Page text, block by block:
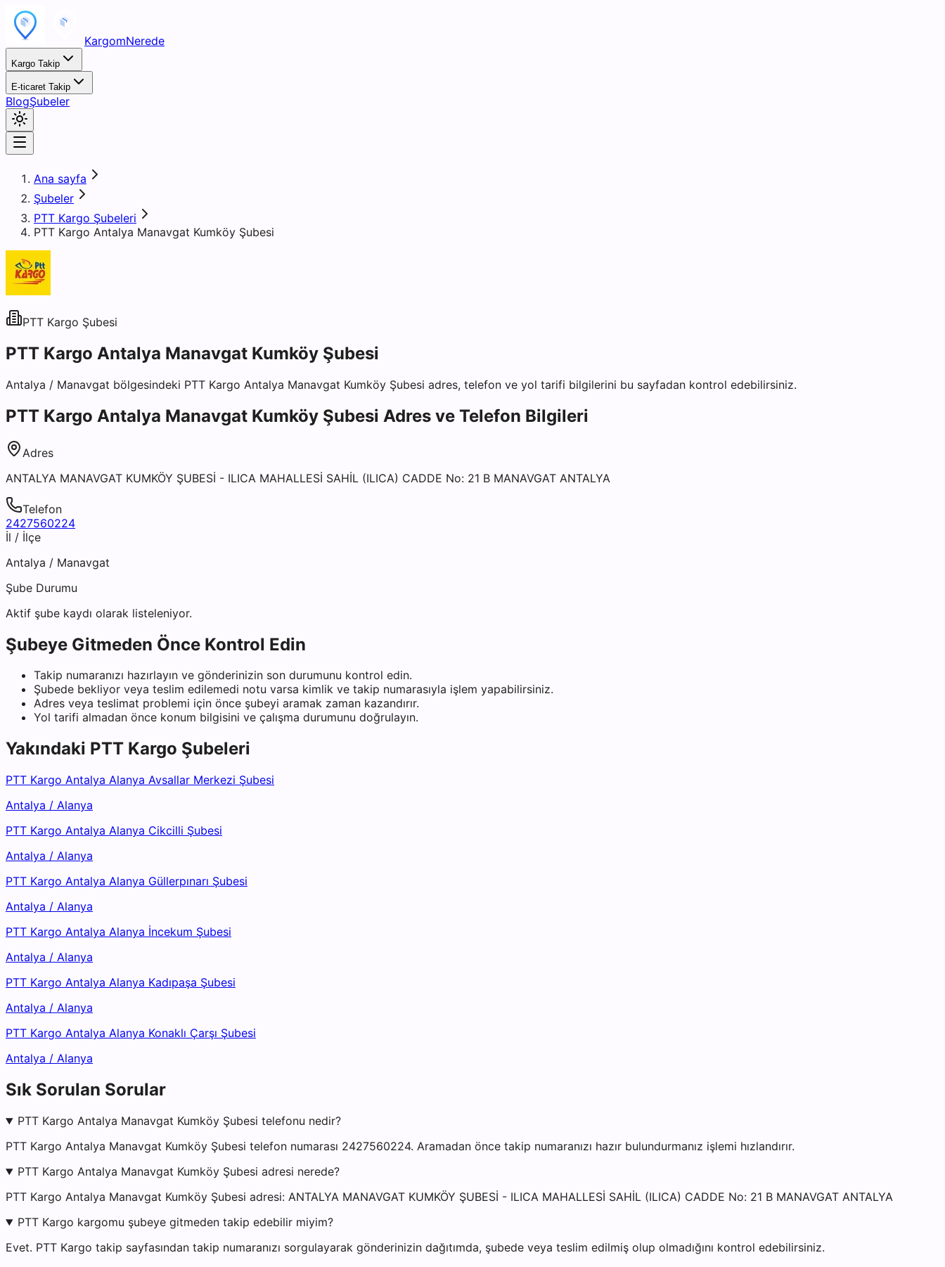
KargomNerede
Kargo Takip
E-ticaret Takip
BlogŞubeler
Ana sayfa
Şubeler
PTT Kargo Şubeleri
PTT Kargo Antalya Manavgat Kumköy Şubesi
PTT Kargo Şubesi
PTT Kargo Antalya Manavgat Kumköy Şubesi
Antalya / Manavgat bölgesindeki PTT Kargo Antalya Manavgat Kumköy Şubesi adres, telefon ve yol tarifi bilgilerini bu sayfadan kontrol edebilirsiniz.
PTT Kargo Antalya Manavgat Kumköy Şubesi Adres ve Telefon Bilgileri
Adres
ANTALYA MANAVGAT KUMKÖY ŞUBESİ - ILICA MAHALLESİ SAHİL (ILICA) CADDE No: 21 B MANAVGAT ANTALYA
Telefon
2427560224
İl / İlçe
Antalya / Manavgat
Şube Durumu
Aktif şube kaydı olarak listeleniyor.
Şubeye Gitmeden Önce Kontrol Edin
Takip numaranızı hazırlayın ve gönderinizin son durumunu kontrol edin.
Şubede bekliyor veya teslim edilemedi notu varsa kimlik ve takip numarasıyla işlem yapabilirsiniz.
Adres veya teslimat problemi için önce şubeyi aramak zaman kazandırır.
Yol tarifi almadan önce konum bilgisini ve çalışma durumunu doğrulayın.
Yakındaki PTT Kargo Şubeleri
PTT Kargo Antalya Alanya Avsallar Merkezi Şubesi
Antalya / Alanya
PTT Kargo Antalya Alanya Cikcilli Şubesi
Antalya / Alanya
PTT Kargo Antalya Alanya Güllerpınarı Şubesi
Antalya / Alanya
PTT Kargo Antalya Alanya İncekum Şubesi
Antalya / Alanya
PTT Kargo Antalya Alanya Kadıpaşa Şubesi
Antalya / Alanya
PTT Kargo Antalya Alanya Konaklı Çarşı Şubesi
Antalya / Alanya
Sık Sorulan Sorular
PTT Kargo Antalya Manavgat Kumköy Şubesi telefonu nedir?
PTT Kargo Antalya Manavgat Kumköy Şubesi telefon numarası 2427560224. Aramadan önce takip numaranızı hazır bulundurmanız işlemi hızlandırır.
PTT Kargo Antalya Manavgat Kumköy Şubesi adresi nerede?
PTT Kargo Antalya Manavgat Kumköy Şubesi adresi: ANTALYA MANAVGAT KUMKÖY ŞUBESİ - ILICA MAHALLESİ SAHİL (ILICA) CADDE No: 21 B MANAVGAT ANTALYA
PTT Kargo kargomu şubeye gitmeden takip edebilir miyim?
Evet. PTT Kargo takip sayfasından takip numaranızı sorgulayarak gönderinizin dağıtımda, şubede veya teslim edilmiş olup olmadığını kontrol edebilirsiniz.